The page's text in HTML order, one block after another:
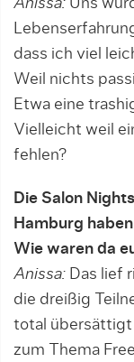
Anissa: Uns
dass ich viel
Weil nichts
Etwa eine
Vielleicht weil
fehlen?
Die Salon
Hamburg
Wie waren da
Anissa: Das lief
die dreißig
total übersättigt
zum Thema